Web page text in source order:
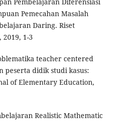
Pembelajaran Diferensiasi
Pemecahan Masalah
Daring. Riset
1-3
teacher centered
peserta didik studi kasus:
of Elementary Education,
Realistic Mathematic